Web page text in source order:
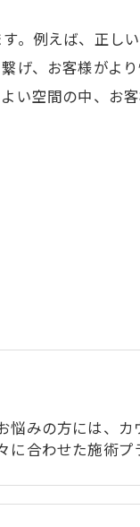
。例えば、正し
げ、お客様がよ
い空間の中、お
悩みの方には、
に合わせた施術